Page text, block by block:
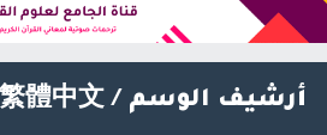
أرشيف الوسم / 繁體中文